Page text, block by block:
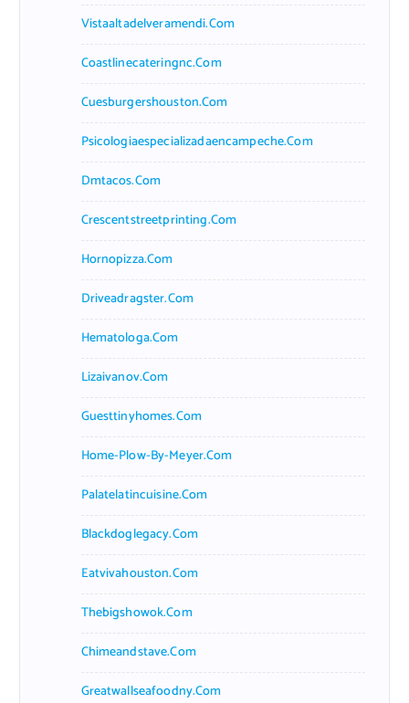
Vistaaltadelveramendi.com
Coastlinecateringnc.com
Cuesburgershouston.com
Psicologiaespecializadaencampeche.com
Dmtacos.com
Crescentstreetprinting.com
Hornopizza.com
Driveadragster.com
Hematologa.com
Lizaivanov.com
Guesttinyhomes.com
Home-Plow-By-Meyer.com
Palatelatincuisine.com
Blackdoglegacy.com
Eatvivahouston.com
Thebigshowok.com
Chimeandstave.com
Greatwallseafoodny.com